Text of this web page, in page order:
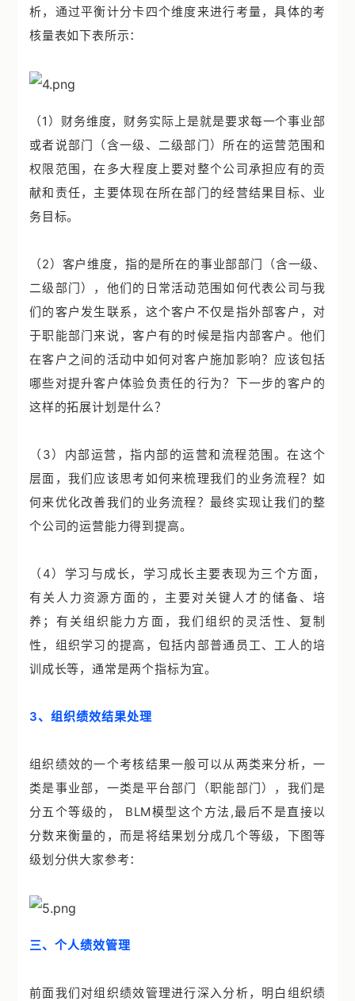
析，通过平衡计分卡四个维度来进行考量，具体的考
核量表如下表所示：
（1）财务维度，财务实际上是就是要求每一个事业部
或者说部门（含一级、二级部门）所在的运营范围和
权限范围，在多大程度上要对整个公司承担应有的贡
献和责任，主要体现在所在部门的经营结果目标、业
务目标。
（2）客户维度，指的是所在的事业部部门（含一级、
二级部门），他们的日常活动范围如何代表公司与我
们的客户发生联系，这个客户不仅是指外部客户，对
于职能部门来说，客户有的时候是指内部客户。他们
在客户之间的活动中如何对客户施加影响？应该包括
哪些对提升客户体验负责任的行为？下一步的客户的
这样的拓展计划是什么？
（3）内部运营，指内部的运营和流程范围。在这个
层面，我们应该思考如何来梳理我们的业务流程？如
何来优化改善我们的业务流程？最终实现让我们的整
个公司的运营能力得到提高。
（4）学习与成长，学习成长主要表现为三个方面，
有关人力资源方面的，主要对关键人才的储备、培
养；有关组织能力方面，我们组织的灵活性、复制
性，组织学习的提高，包括内部普通员工、工人的培
训成长等，通常是两个指标为宜。
3、组织绩效结果处理
组织绩效的一个考核结果一般可以从两类来分析，一
类是事业部，一类是平台部门（职能部门），我们是
分五个等级的， BLM模型这个方法,最后不是直接以
分数来衡量的，而是将结果划分成几个等级，下图等
级划分供大家参考：
三、个人绩效管理
前面我们对组织绩效管理进行深入分析，明白组织绩